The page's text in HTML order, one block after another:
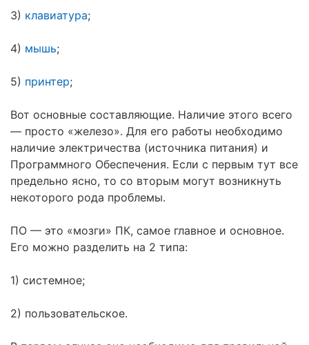
3) клавиатура;
4) мышь;
5) принтер;
Вот основные составляющие. Наличие этого всего
— просто «железо». Для его работы необходимо
наличие электричества (источника питания) и
Программного Обеспечения. Если с первым тут все
предельно ясно, то со вторым могут возникнуть
некоторого рода проблемы.
ПО — это «мозги» ПК, самое главное и основное.
Его можно разделить на 2 типа:
1) системное;
2) пользовательское.